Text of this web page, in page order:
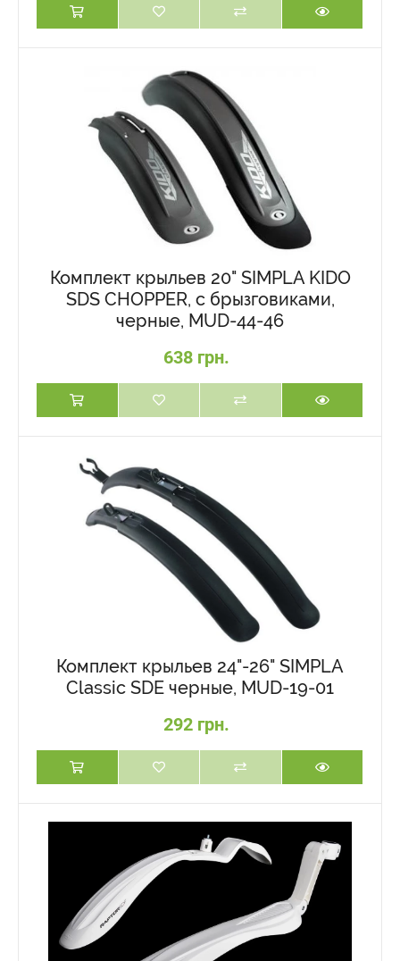
Комплект крыльев 20" SIMPLA KIDO
SDS CHOPPER, с брызговиками,
черные, MUD-44-46
638 грн.
Комплект крыльев 24"-26" SIMPLA
Classic SDE черные, MUD-19-01
292 грн.